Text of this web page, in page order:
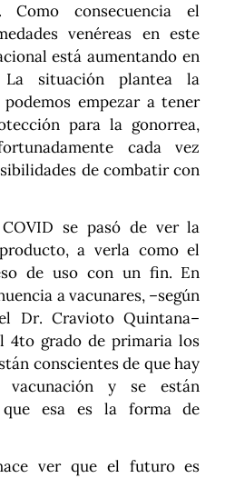
Como consecuencia el
venéreas en este
está aumentando en
situación plantea la
empezar a tener
para la gonorrea,
cada vez
de combatir con
se pasó de ver la
a verla como el
de uso con un fin. En
a vacunares, –según
Dr. Cravioto Quintana–
4to grado de primaria los
conscientes de que hay
vacunación y se están
que esa es la forma de
ver que el futuro es